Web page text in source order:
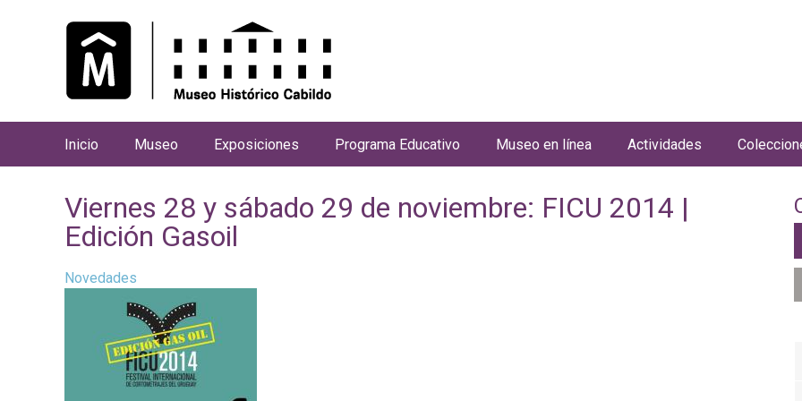
Viernes 28 y sábado 29 de noviembre: FICU 2014 |
Edición Gasoil
Novedades
n
ú
r
Inicio Museo Exposiciones Programa Educativo Museo en línea Actividades